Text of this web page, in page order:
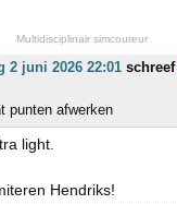
Multidisciplinair simcoureur
2 juni 2026 22:01 schreef
punten afwerken
light.
Hendriks!